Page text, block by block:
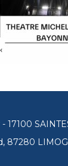
17100
87280